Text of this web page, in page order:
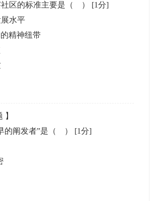
社区的标准主要是（ ） [1分]
水平
精神纽带
】
的阐发者”是（ ） [1分]